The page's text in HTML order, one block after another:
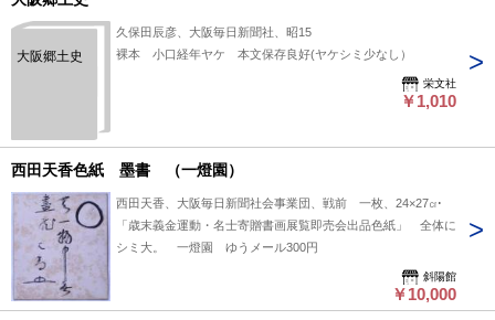
大阪郷土史
久保田辰彦、大阪毎日新聞社、昭15
裸本 小口経年ヤケ 本文保存良好(ヤケシミ少なし）
栄文社
￥1,010
西田天香色紙 墨書 （一燈園）
西田天香、大阪毎日新聞社会事業団、戦前 一枚、24×27㎝
「歳末義金運動・名士寄贈書画展覧即売会出品色紙」 全体に
シミ大。 一燈園 ゆうメール300円
斜陽館
￥10,000